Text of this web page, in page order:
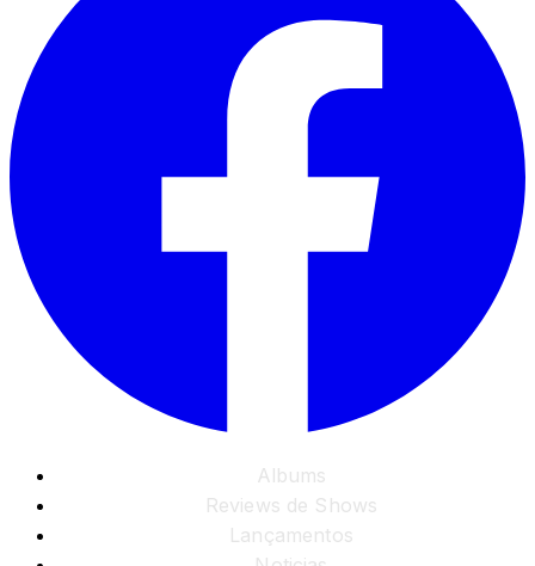
Albums
Reviews de Shows
Lançamentos